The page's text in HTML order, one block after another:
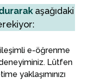
aşağıdaki
e-öğrenme
Lütfen
yaklaşımınızı